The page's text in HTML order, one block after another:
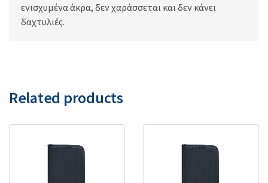
ενισχυμένα άκρα, δεν χαράσσεται και δεν κάνει
δαχτυλιές.
Related products